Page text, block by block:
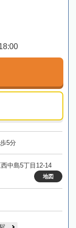
5分
西中島5丁目12-14
地図